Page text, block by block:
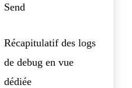
Send
Récapitulatif des logs
de debug en vue
dédiée